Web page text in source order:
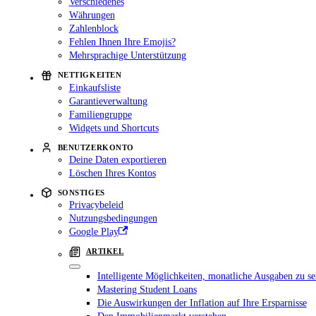
Währungen
Zahlenblock
Fehlen Ihnen Ihre Emojis?
Mehrsprachige Unterstützung
NETTIGKEITEN
Einkaufsliste
Garantieverwaltung
Familiengruppe
Widgets und Shortcuts
BENUTZERKONTO
Deine Daten exportieren
Löschen Ihres Kontos
SONSTIGES
Privacybeleid
Nutzungsbedingungen
Google Play
ARTIKEL
Intelligente Möglichkeiten, monatliche Ausgaben zu
Mastering Student Loans
Die Auswirkungen der Inflation auf Ihre Ersparnisse